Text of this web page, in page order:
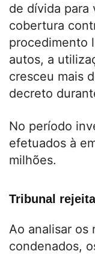
de dívida para
cobertura
procedimento
autos, a
cresceu mais
decreto
No período
efetuados à
milhões.
Tribunal
Ao analisar os
condenados,